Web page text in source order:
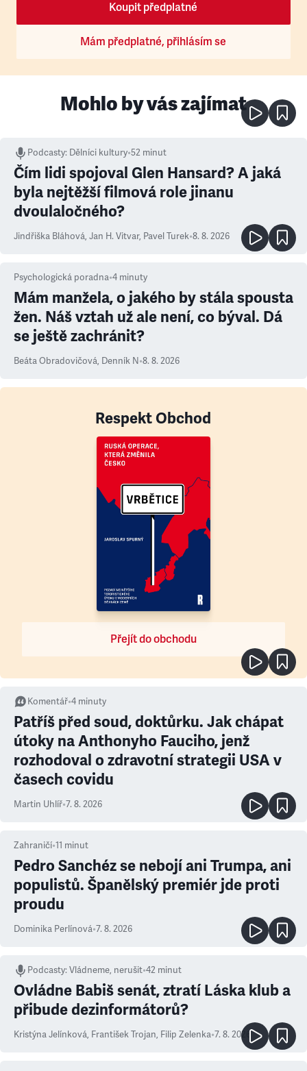
Koupit předplatné
Mám předplatné, přihlásím se
Mohlo by vás zajímat
Podcasty: Dělníci kultury•52 minut
Čím lidi spojoval Glen Hansard? A jaká
byla nejtěžší filmová role jinanu
dvoulaločného?
Jindřiška Bláhová, Jan H. Vitvar, Pavel Turek•8. 8. 2026
Psychologická poradna•4 minuty
Mám manžela, o jakého by stála spousta
žen. Náš vztah už ale není, co býval. Dá
se ještě zachránit?
Beáta Obradovičová, Denník N•8. 8. 2026
Respekt Obchod
Přejít do obchodu
Komentář•4 minuty
Patříš před soud, doktůrku. Jak chápat
útoky na Anthonyho Fauciho, jenž
rozhodoval o zdravotní strategii USA v
časech covidu
Martin Uhlíř•7. 8. 2026
Zahraničí•11 minut
Pedro Sanchéz se nebojí ani Trumpa, ani
populistů. Španělský premiér jde proti
proudu
Dominika Perlínová•7. 8. 2026
Podcasty:Vládneme, nerušit•42 minut
Ovládne Babiš senát, ztratí Láska klub a
přibude dezinformátorů?
Kristýna Jelínková, František Trojan, Filip Zelenka•7. 8. 2026